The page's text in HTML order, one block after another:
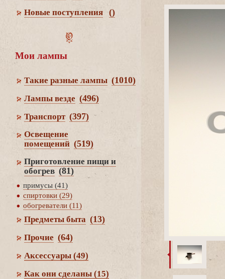
Новые поступления ()
Мои лампы
Такие разные лампы (1010)
Лампы везде (496)
Транспорт (397)
Освещение
помещений (519)
Приготовление пищи и
обогре (81)
примусы (41)
спиртовки (29)
обогреватели (11)
Предметы быта (13)
Прочие (64)
Аксессуары (49)
Как они сделаны (15)